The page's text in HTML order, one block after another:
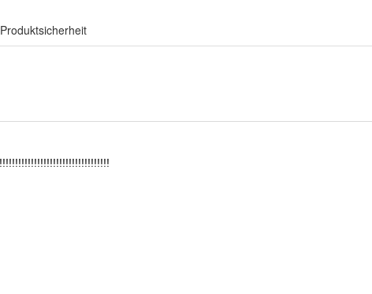
Produktsicherheit